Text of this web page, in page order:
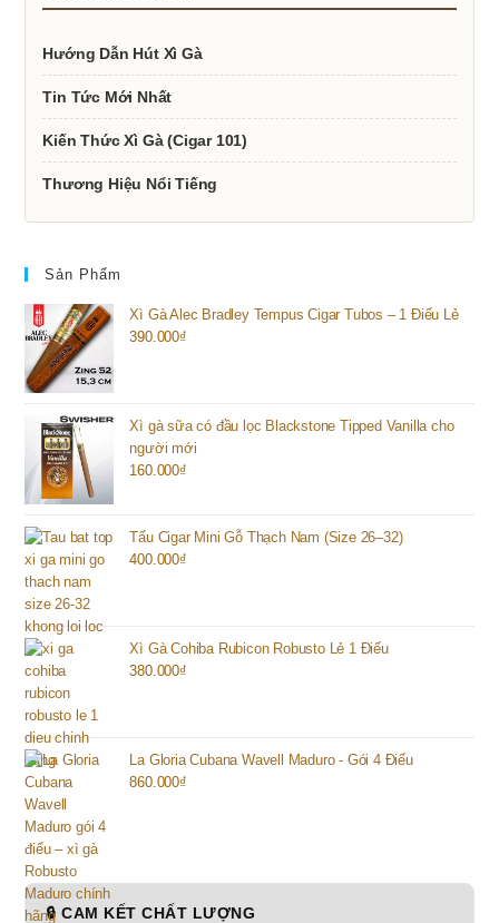
Hướng Dẫn Hút Xì Gà
Tin Tức Mới Nhất
Kiến Thức Xì Gà (Cigar 101)
Thương Hiệu Nổi Tiếng
Sản Phẩm
Xì Gà Alec Bradley Tempus Cigar Tubos – 1 Điếu Lẻ
390.000₫
Xì gà sữa có đầu lọc Blackstone Tipped Vanilla cho
người mới
160.000₫
Tẩu Cigar Mini Gỗ Thạch Nam (Size 26–32)
400.000₫
Xì Gà Cohiba Rubicon Robusto Lẻ 1 Điếu
380.000₫
La Gloria Cubana Wavell Maduro - Gói 4 Điếu
860.000₫
🔒 CAM KẾT CHẤT LƯỢNG